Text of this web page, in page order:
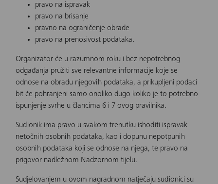
pravo na ispravak
pravo na brisanje
pravno na ograničenje obrade
pravo na prenosivost podataka.
Organizator će u razumnom roku i bez nepotrebnog
odgađanja pružiti sve relevantne informacije koje se
odnose na obradu njegovih podataka, a prikupljeni podaci
bit će pohranjeni samo onoliko dugo koliko je to potrebno
ispunjenje svrhe u člancima 6 i 7 ovog pravilnika.
Sudionik ima pravo u svakom trenutku ishoditi ispravak
netočnih osobnih podataka, kao i dopunu nepotpunih
osobnih podataka koji se odnose na njega, te pravo na
prigovor nadležnom Nadzornom tijelu.
Sudjelovanjem u ovom nagradnom natječaju sudionici su